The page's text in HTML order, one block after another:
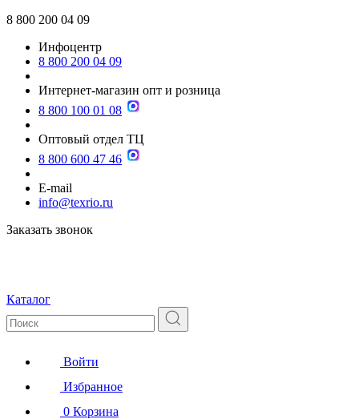
8 800 200 04 09
Инфоцентр
8 800 200 04 09
Интернет-магазин опт и розница
8 800 100 01 08
Оптовый отдел ТЦ
8 800 600 47 46
E-mail
info@texrio.ru
Заказать звонок
Каталог
Войти
Избранное
0 Корзина